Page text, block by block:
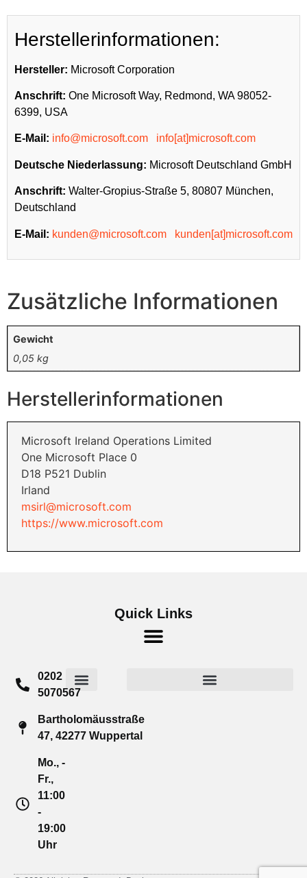
Herstellerinformationen:
Hersteller: Microsoft Corporation
Anschrift: One Microsoft Way, Redmond, WA 98052-
6399, USA
E-Mail: info@microsoft.com info[at]microsoft.com
Deutsche Niederlassung: Microsoft Deutschland GmbH
Anschrift: Walter-Gropius-Straße 5, 80807 München,
Deutschland
E-Mail: kunden@microsoft.com kunden[at]microsoft.com
Zusätzliche Informationen
Gewicht
0,05 kg
Herstellerinformationen
Microsoft Ireland Operations Limited
One Microsoft Place 0
D18 P521 Dublin
Irland
msirl@microsoft.com
https://www.microsoft.com
Quick Links
0202
5070567
Bartholomäusstraße
47, 42277 Wuppertal
Mo., -
Fr.,
11:00
-
19:00
Uhr